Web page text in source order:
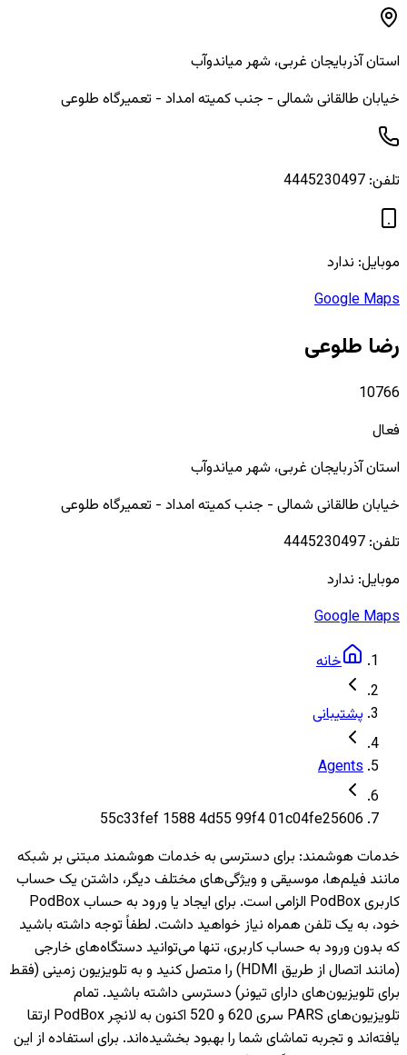
استانآذربایجان غربی، شهرمیاندوآب
خیابان طالقانی شمالی - جنب کمیته امداد - تعمیرگاه طلوعی
تلفن: 4445230497
موبایل: ندارد
Google Maps
رضا طلوعی
10766
فعال
استانآذربایجان غربی، شهرمیاندوآب
خیابان طالقانی شمالی - جنب کمیته امداد - تعمیرگاه طلوعی
تلفن: 4445230497
موبایل: ندارد
Google Maps
خانه
پشتیبانی
Agents
55c33fef 1588 4d55 99f4 01c04fe25606
خدمات هوشمند: برای دسترسی به خدمات هوشمند مبتنی بر شبکه
مانند فیلم‌ها، موسیقی و ویژگی‌های مختلف دیگر، داشتن یک حساب
کاربری PodBox الزامی است. برای ایجاد یا ورود به حساب PodBox
خود، به یک تلفن همراه نیاز خواهید داشت. لطفاً توجه داشته باشید
که بدون ورود به حساب کاربری، تنها می‌توانید دستگاه‌های خارجی
(مانند اتصال از طریق HDMI) را متصل کنید و به تلویزیون‌ زمینی (فقط
برای تلویزیون‌های دارای تیونر) دسترسی داشته باشید. تمام
تلویزیون‌های PARS سری 620 و 520 اکنون به لانچر PodBox ارتقا
یافته‌اند و تجربه تماشای شما را بهبود بخشیده‌اند. برای استفاده از این